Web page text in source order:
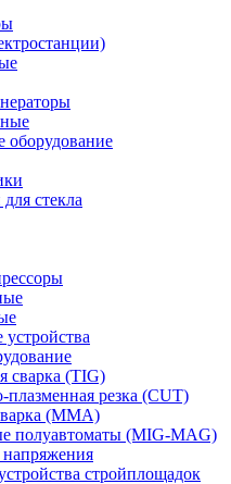
оборудование
стекла
сварка (TIG)
резка (CUT)
(ММА)
полуавтоматы (MIG-MAG)
стройплощадок